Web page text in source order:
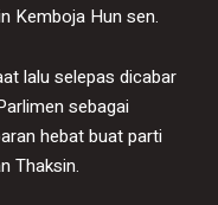
Kemboja Hun sen.
lalu selepas dicabar
sebagai
hebat buat parti
Thaksin.